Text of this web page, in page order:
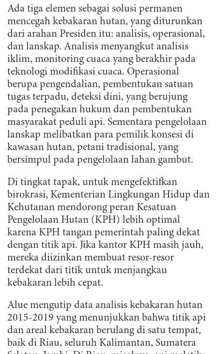
Ada tiga elemen sebagai solusi permanen
mencegah kebakaran hutan, yang diturunkan
dari arahan Presiden itu: analisis, operasional,
dan lanskap. Analisis menyangkut analisis
iklim, monitoring cuaca yang berakhir pada
teknologi modifikasi cuaca. Operasional
berupa pengendalian, pembentukan satuan
tugas terpadu, deteksi dini, yang berujung
pada penegakan hukum dan pembentukan
masyarakat peduli api. Sementara pengelolaan
lanskap melibatkan para pemilik konsesi di
kawasan hutan, petani tradisional, yang
bersimpul pada pengelolaan lahan gambut.
Di tingkat tapak, untuk mengefektifkan
birokrasi, Kementerian Lingkungan Hidup dan
Kehutanan mendorong peran Kesatuan
Pengelolaan Hutan (KPH) lebih optimal
karena KPH tangan pemerintah paling dekat
dengan titik api. Jika kantor KPH masih jauh,
mereka diizinkan membuat resor-resor
terdekat dari titik untuk menjangkau
kebakaran lebih cepat.
Alue mengutip data analisis kebakaran hutan
2015-2019 yang menunjukkan bahwa titik api
dan areal kebakaran berulang di satu tempat,
baik di Riau, seluruh Kalimantan, Sumatera